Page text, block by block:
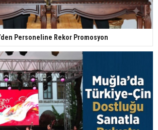
Personeline Rekor Promosyon